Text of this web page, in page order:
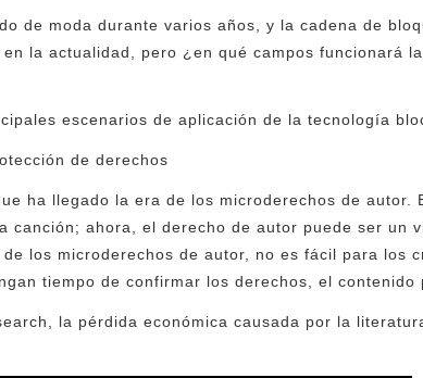
de moda durante varios años, y la cadena de
la actualidad, pero ¿en qué campos funcionará
escenarios de aplicación de la tecnología
de derechos
ha llegado la era de los microderechos de autor.
canción; ahora, el derecho de autor puede ser un
los microderechos de autor, no es fácil para los
tiempo de confirmar los derechos, el contenido
la pérdida económica causada por la